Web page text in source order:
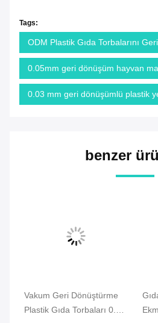
Tags:
ODM Plastik Gıda Torbalarını
0.05mm geri dönüşüm hayvan
0.03 mm geri dönüşümlü plastik
benzer
Vakum Geri Dönüştürme
Plastik Gıda Torbaları 0.03